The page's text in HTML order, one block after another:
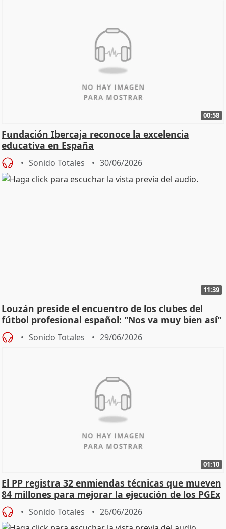
00:58
Fundación Ibercaja reconoce la excelencia
educativa en España
Sonido Totales 30/06/2026
11:39
Louzán preside el encuentro de los clubes del
fútbol profesional español: "Nos va muy bien así"
Sonido Totales 29/06/2026
01:10
El PP registra 32 enmiendas técnicas que mueven
84 millones para mejorar la ejecución de los PGEx
Sonido Totales 26/06/2026